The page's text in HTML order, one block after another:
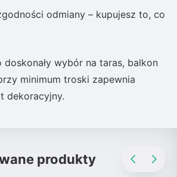
odmiany – kupujesz to, co
doskonały wybór na taras, balkon
minimum troski zapewnia
dekoracyjny.
produkty